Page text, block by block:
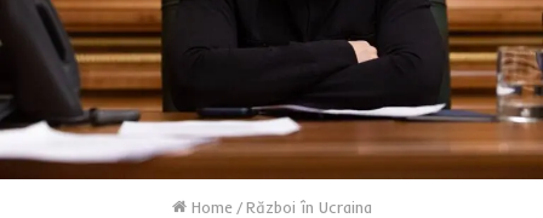
Home / Război în Ucraina